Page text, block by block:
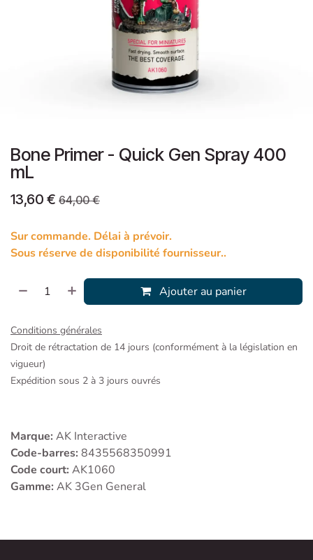
Bone Primer - Quick Gen Spray 400
mL
13,60 € 64,00€
Sur commande. Délai à prévoir.
Sous réserve de disponibilité fournisseur..
Ajouter au panier
Conditions générales
Droit de rétractation de 14 jours (conformément à la législation en
vigueur)
Expédition sous 2 à 3 jours ouvrés
Marque: AK Interactive
Code-barres: 8435568350991
Code court: AK1060
Gamme: AK 3Gen General